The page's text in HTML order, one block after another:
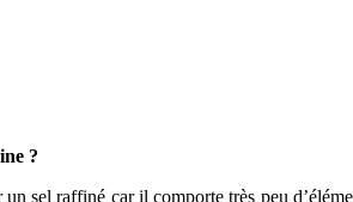
?
sel raffiné car il comporte très peu